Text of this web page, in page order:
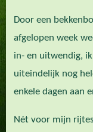
Door een
afgelopen week
in- en uitwendig,
uiteindelijk nog
enkele dagen aan
Nét voor mijn